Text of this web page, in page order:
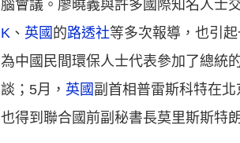
腦會議。廖曉義與許多國際知名人士
K 、英國 的路透社等多次報導，也引
為中國民間環保人士代表參加了總統
談；5月，英國 副首相普雷斯科特在
也得到聯合國前副秘書長莫里斯斯特